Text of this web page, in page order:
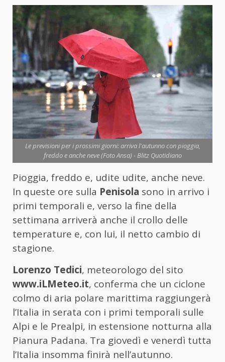
Le previsioni per i prossimi giorni: arriva l'autunno con pioggia,
freddo e anche neve (Foto Ansa) - Blitz Quotidiano
Pioggia, freddo e, udite udite, anche neve.
In queste ore sulla Penisola sono in arrivo i
primi temporali e, verso la fine della
settimana arriverà anche il crollo delle
temperature e, con lui, il netto cambio di
stagione.
Lorenzo Tedici, meteorologo del sito
www.iLMeteo.it, conferma che un ciclone
colmo di aria polare marittima raggiungerà
l’Italia in serata con i primi temporali sulle
Alpi e le Prealpi, in estensione notturna alla
Pianura Padana. Tra giovedì e venerdì tutta
l’Italia insomma finirà nell’autunno.